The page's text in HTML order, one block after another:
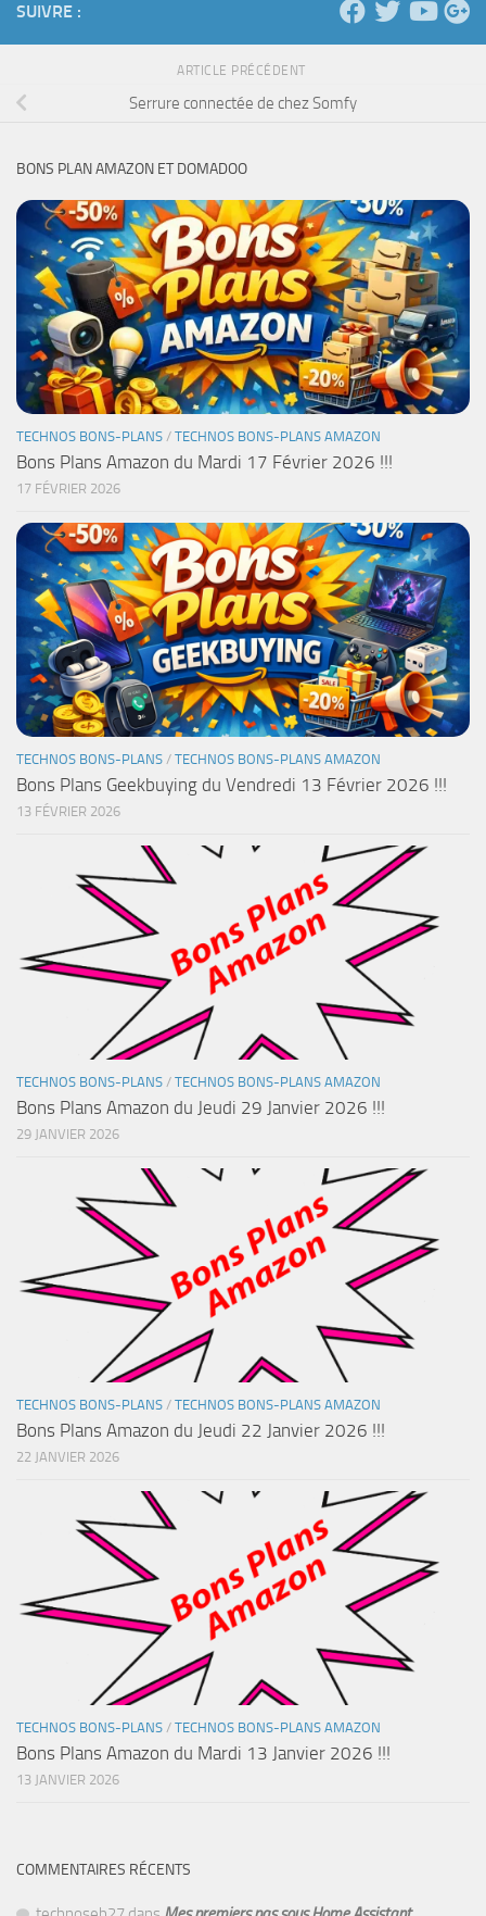
SUIVRE :
ARTICLE PRÉCÉDENT
Serrure connectée de chez Somfy
BONS PLAN AMAZON ET DOMADOO
TECHNOS BONS-PLANS / TECHNOS BONS-PLANS AMAZON
Bons Plans Amazon du Mardi 17 Février 2026 !!!
17 FÉVRIER 2026
TECHNOS BONS-PLANS / TECHNOS BONS-PLANS AMAZON
Bons Plans Geekbuying du Vendredi 13 Février 2026 !!!
13 FÉVRIER 2026
TECHNOS BONS-PLANS / TECHNOS BONS-PLANS AMAZON
Bons Plans Amazon du Jeudi 29 Janvier 2026 !!!
29 JANVIER 2026
TECHNOS BONS-PLANS / TECHNOS BONS-PLANS AMAZON
Bons Plans Amazon du Jeudi 22 Janvier 2026 !!!
22 JANVIER 2026
TECHNOS BONS-PLANS / TECHNOS BONS-PLANS AMAZON
Bons Plans Amazon du Mardi 13 Janvier 2026 !!!
13 JANVIER 2026
COMMENTAIRES RÉCENTS